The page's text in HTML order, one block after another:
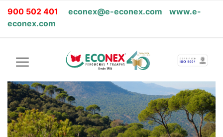
900 502 401 econex@e-econex.com
www.e-
econex.com